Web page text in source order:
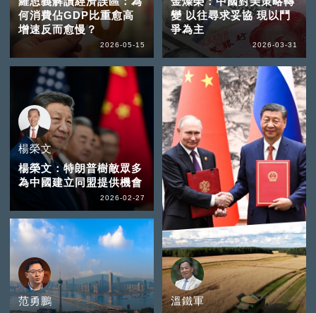
何消費佔GDP比重愈高
增速反而愈慢？
2026-05-15
變 以往尋求妥協 現以鬥
爭為主
2026-03-31
楊榮文
楊榮文：特朗普樹敵眾多
為中國建立同盟提供機會
2026-02-27
范勇鵬
溫鐵軍